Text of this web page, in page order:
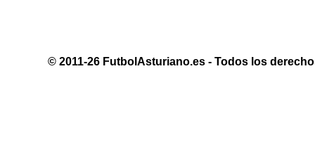
© 2011-26 FutbolAsturiano.es - Todos los